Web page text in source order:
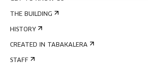
THE BUILDING
HISTORY
CREATED IN TABAKALERA
STAFF